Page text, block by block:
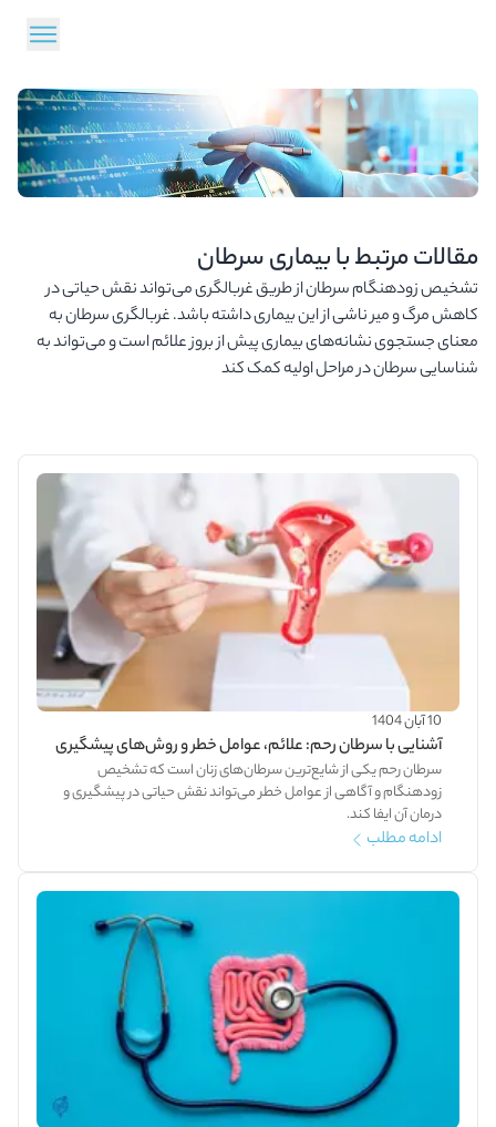
مقالات مرتبط با بیماری سرطان
تشخیص زودهنگام سرطان از طریق غربالگری می‌تواند نقش حیاتی در
کاهش مرگ و میر ناشی از این بیماری داشته باشد. غربالگری سرطان به
معنای جستجوی نشانه‌های بیماری پیش از بروز علائم است و می‌تواند به
شناسایی سرطان در مراحل اولیه کمک کند
10 آبان 1404
آشنایی با سرطان رحم: علائم، عوامل خطر و روش‌های پیشگیری
سرطان رحم یکی از شایع‌ترین سرطان‌های زنان است که تشخیص
زودهنگام و آگاهی از عوامل خطر می‌تواند نقش حیاتی در پیشگیری و
درمان آن ایفا کند.
ادامه مطلب